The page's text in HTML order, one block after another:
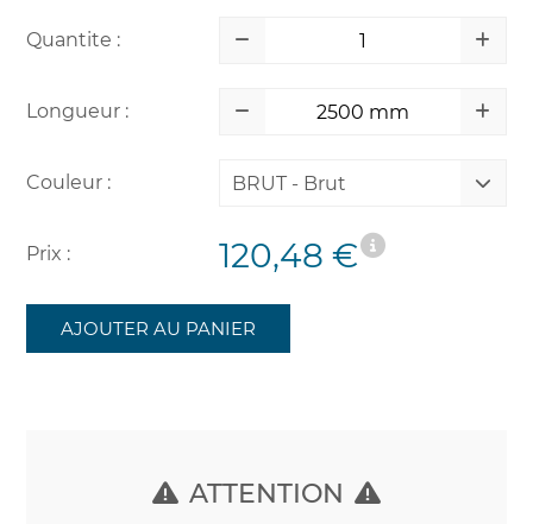
Quantite :
Longueur :
Couleur : BRUT - Brut
Prix : 120,48 €
AJOUTER AU PANIER
ATTENTION